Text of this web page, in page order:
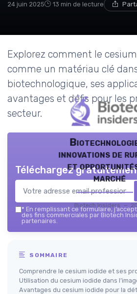
24 juin 2025
13 min de lecture
Explorez comment le
comme un matériau clé
biotechnologique, ses
avantages et défis pour les
secteur.
innovations de
et
marché
Biotech Insiders —
Téléchargez
* En remplissant ce formulaire,
des fins commerciales par Biotech
partenaires.
SOMMAIRE
Comprendre le cesium iodide et ses
Utilisation du cesium iodide dans
Avantages du cesium iodide pour la